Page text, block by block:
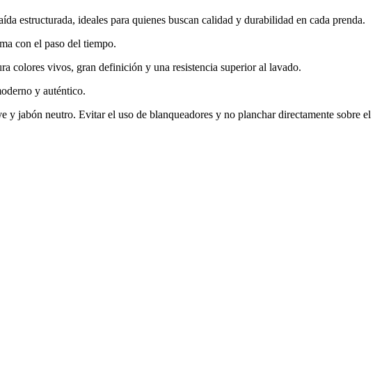
estructurada, ideales para quienes buscan calidad y durabilidad en cada prenda.
con el paso del tiempo.
colores vivos, gran definición y una resistencia superior al lavado.
y auténtico.
jabón neutro. Evitar el uso de blanqueadores y no planchar directamente sobre el